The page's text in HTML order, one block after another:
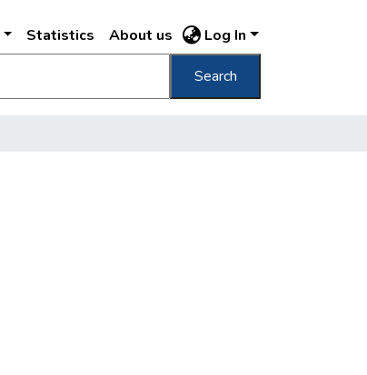
Statistics About us Log In
Search